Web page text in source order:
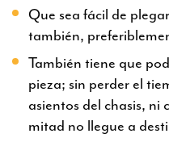
Que sea fácil de
también,
También tiene que
pieza; sin perder el
asientos del chasis, ni
mitad no llegue a